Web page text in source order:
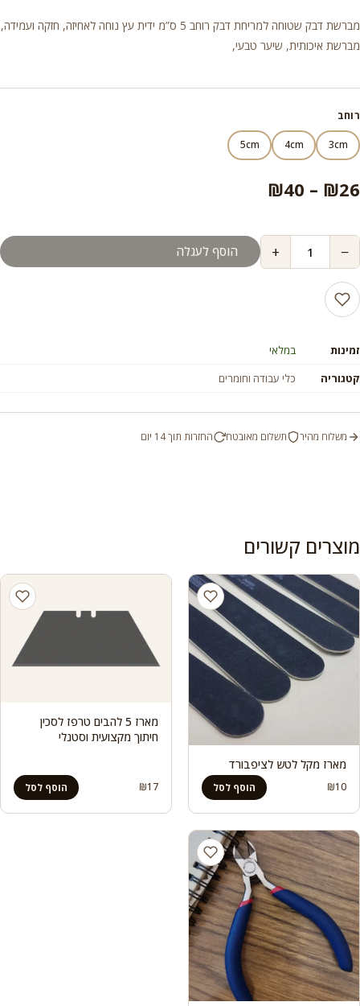
מחירים:
עד
מברשת דבק שטוחה למריחת דבק רוחב 5 ס”מ ידית עץ נוחה לאחיזה, חזקה ועמידה,
מברשת איכותית, שיער טבעי,
רוחב
3cm
4cm
5cm
₪26
–
₪40
−
+ הוסף לעגלה
זמינות
במלאי
קטגוריה
כלי עבודה וחומרים
משלוח מהיר תשלום מאובטח החזרות תוך 14 יום
מוצרים קשורים
מארז מקל לטש לציפבורד
₪10 הוסף לסל
מארז 5 להבים טרפז לסכין
חיתוך מקצועית וסטנלי
₪17 הוסף לסל